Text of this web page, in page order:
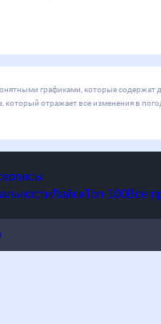
графиками, которые содержат
который отражает все изменения в
сервисы
ЛайкиТоп-100